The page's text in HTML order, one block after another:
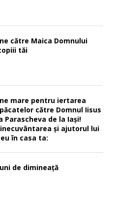
către Maica Domnului
tăi
mare pentru iertarea
către Domnul Iisus
Parascheva de la Iaşi!
şi ajutorul lui
în casa ta:
de dimineață